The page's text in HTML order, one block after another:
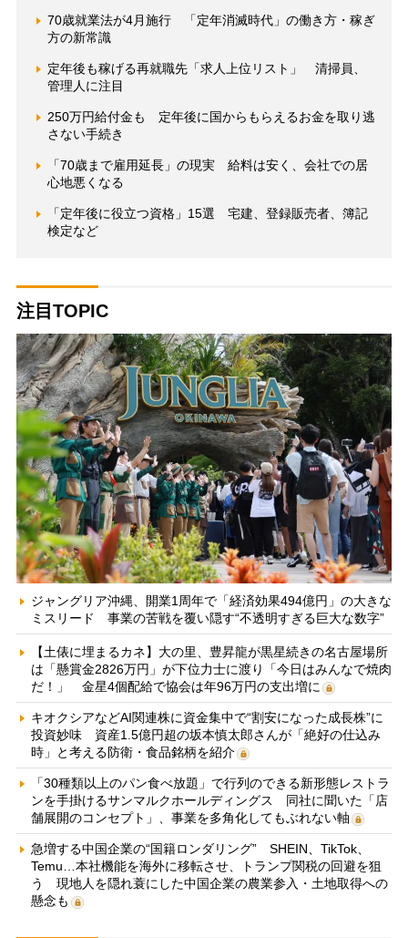
70歳就業法が4月施行 「定年消滅時代」の働き方・稼ぎ
方の新常識
定年後も稼げる再就職先「求人上位リスト」 清掃員、
管理人に注目
250万円給付金も 定年後に国からもらえるお金を取り逃
さない手続き
「70歳まで雇用延長」の現実 給料は安く、会社での居
心地悪くなる
「定年後に役立つ資格」15選 宅建、登録販売者、簿記
検定など
注目TOPIC
ジャングリア沖縄、開業1周年で「経済効果494億円」の大きな
ミスリード 事業の苦戦を覆い隠す“不透明すぎる巨大な数字”
【土俵に埋まるカネ】大の里、豊昇龍が黒星続きの名古屋場所
は「懸賞金2826万円」が下位力士に渡り「今日はみんなで焼肉
だ！」 金星4個配給で協会は年96万円の支出増に
キオクシアなどAI関連株に資金集中で“割安になった成長株”に
投資妙味 資産1.5億円超の坂本慎太郎さんが「絶好の仕込み
時」と考える防衛・食品銘柄を紹介
「30種類以上のパン食べ放題」で行列のできる新形態レストラ
ンを手掛けるサンマルクホールディングス 同社に聞いた「店
舗展開のコンセプト」、事業を多角化してもぶれない軸
急増する中国企業の“国籍ロンダリング” SHEIN、TikTok、
Temu…本社機能を海外に移転させ、トランプ関税の回避を狙
う 現地人を隠れ蓑にした中国企業の農業参入・土地取得への
懸念も